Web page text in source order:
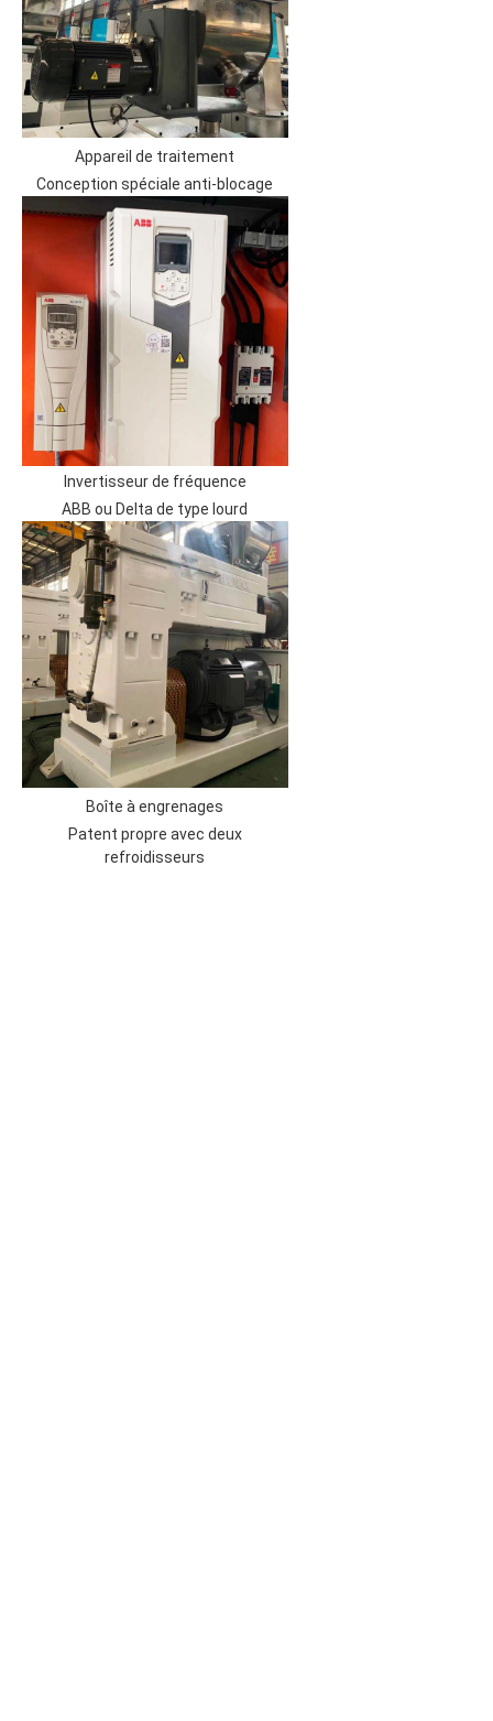
Appareil de traitement
Conception spéciale anti-blocage
Invertisseur de fréquence
ABB ou Delta de type lourd
Boîte à engrenages
Patent propre avec deux
refroidisseurs